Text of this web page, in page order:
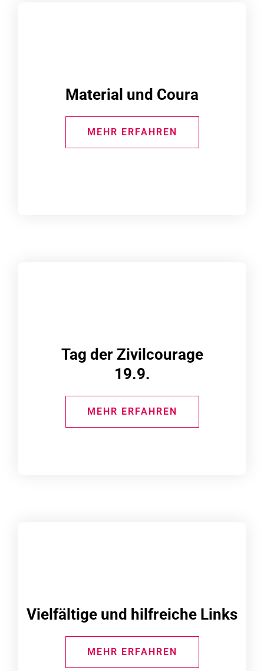
Material und Coura
MEHR ERFAHREN
Tag der Zivilcourage
19.9.
MEHR ERFAHREN
Vielfältige und hilfreiche Links
MEHR ERFAHREN